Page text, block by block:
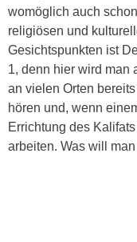
womöglich auch
religiösen und
Gesichtspunkten ist
1, denn hier wird man
an vielen Orten
hören und, wenn
Errichtung des
arbeiten. Was will man